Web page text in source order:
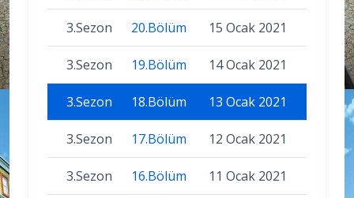
3.Sezon 20.Bölüm 15 Ocak 2021
3.Sezon 19.Bölüm 14 Ocak 2021
3.Sezon 18.Bölüm 13 Ocak 2021
3.Sezon 17.Bölüm 12 Ocak 2021
3.Sezon 16.Bölüm 11 Ocak 2021